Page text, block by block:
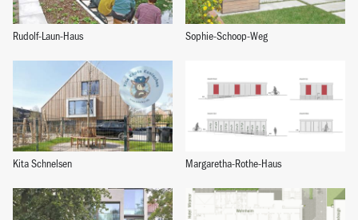
Rudolf-Laun-Haus Sophie-Schoop-Weg
Kita Schnelsen Margaretha-Rothe-Haus